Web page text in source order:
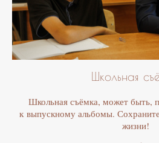
Школьная
Школьная съёмка, может быть,
к выпускному альбомы.
жизни!